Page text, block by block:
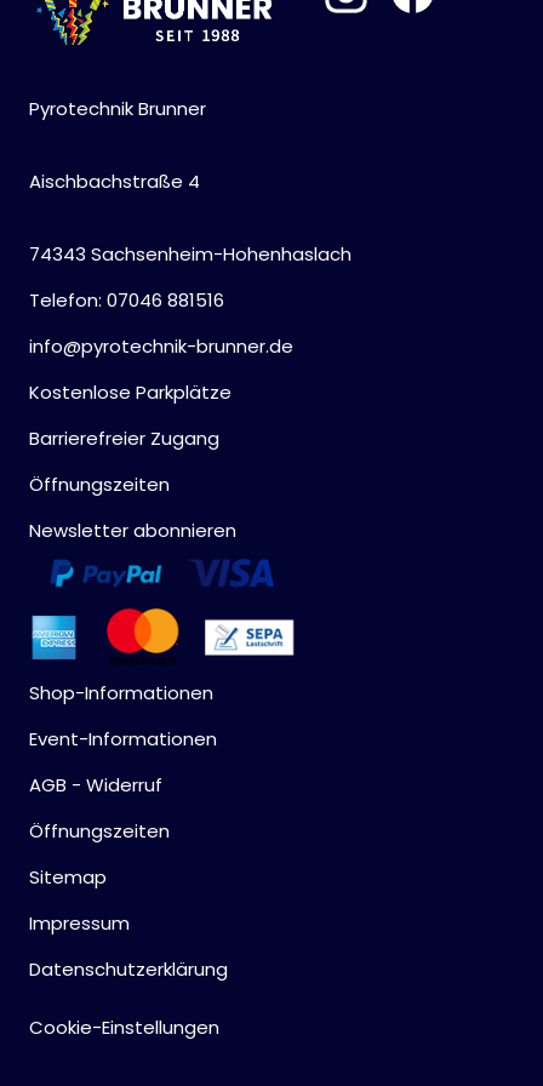
Pyrotechnik Brunner
Aischbachstraße 4
74343 Sachsenheim-Hohenhaslach
Telefon: 07046 881516
info@pyrotechnik-brunner.de
Kostenlose Parkplätze
Barrierefreier Zugang
Öffnungszeiten
Newsletter abonnieren
Shop-Informationen
Event-Informationen
AGB - Widerruf
Öffnungszeiten
Sitemap
Impressum
Datenschutzerklärung
Cookie-Einstellungen